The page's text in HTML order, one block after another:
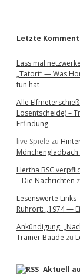
Letzte
Lass mal
„Tatort“ — Was
tun hat
Alle
Losentscheide) –
Erfindung
live Spiele zu
Hertha BSC
– Die Nachrichten
Lesenswerte
Ruhrort: „1974 —
Ankündigung:
Trainer Baade zu
Aktuell